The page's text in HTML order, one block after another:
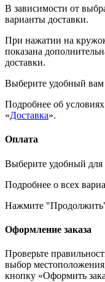
В зависимости от
варианты доставки.
При нажатии на
показана
доставки.
Выберите удобный
Подробнее об
«Доставка».
Оплата
Выберите удобный для
Подробнее о всех
Нажмите
Оформление заказа
Проверьте
выбор
кнопку «Оформить